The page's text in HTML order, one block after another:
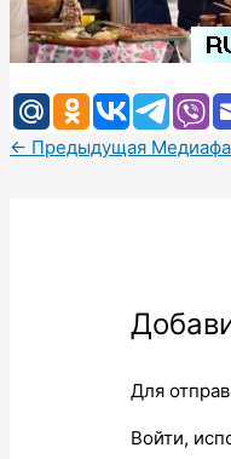
← Предыдущая
Для
Войти,